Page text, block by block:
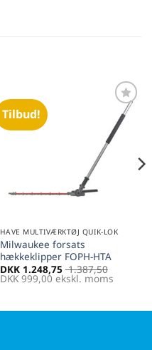
Tilbud!
Føj til
favoritter
HAVE MULTIVÆRKTØJ QUIK-LOK
Milwaukee forsats
hækkeklipper FOPH-HTA
DKK 1.248,75 1.387,50
DKK 999,00 ekskl. moms